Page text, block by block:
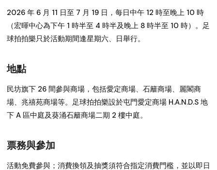
2026 年 6 月 11 日至 7 月 19 日，每日中午 12 時至晚上 10 時
（宏暉中心為下午 1 時半至 4 時半及晚上 8 時半至 10 時）。足
球拍拍樂只於活動期間逢星期六、日舉行。
地點
民坊旗下 26 間參與商場，包括愛定商場、石籬商場、麗閣商
場、兆禧苑商場等。足球拍拍樂設於屯門愛定商場 H.A.N.D.S 地
下 A 區中庭及葵涌石籬商場二期 2 樓中庭。
票務與參加
活動免費參與；消費換領及抽獎須符合指定消費門檻，並以即日